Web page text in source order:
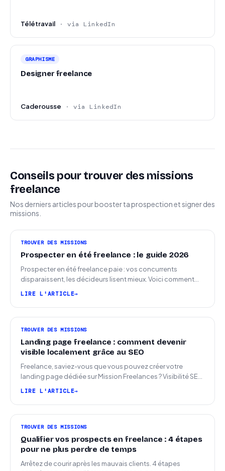
Télétravail · via LinkedIn
GRAPHISME
Designer freelance
Caderousse · via LinkedIn
Conseils pour trouver des missions
freelance
Nos derniers articles pour booster ta prospection et signer des
missions.
TROUVER DES MISSIONS
Prospecter en été freelance : le guide 2026
Prospecter en été freelance paie : vos concurrents
disparaissent, les décideurs lisent mieux. Voici comment
LIRE L'ARTICLE
TROUVER DES MISSIONS
Landing page freelance : comment devenir
visible localement grâce au SEO
Freelance, saviez-vous que vous pouvez créer votre
landing page dédiée sur Mission Freelances ? Visibilité SEO
LIRE L'ARTICLE
TROUVER DES MISSIONS
Qualifier vos prospects en freelance : 4 étapes
pour ne plus perdre de temps
Arrêtez de courir après les mauvais clients. 4 étapes